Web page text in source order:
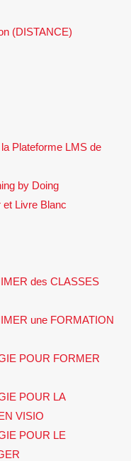
(DISTANCE)
Plateforme LMS de
by Doing
Livre Blanc
des CLASSES
une FORMATION
POUR FORMER
POUR LA
VISIO
POUR LE